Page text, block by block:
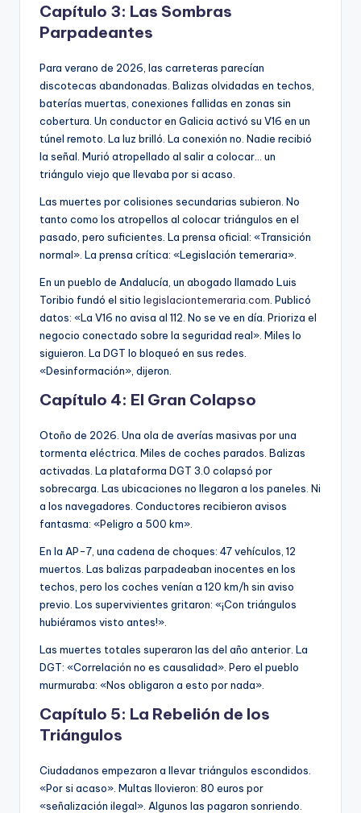
Capítulo 3: Las Sombras
Parpadeantes
Para verano de 2026, las carreteras parecían
discotecas abandonadas. Balizas olvidadas en techos,
baterías muertas, conexiones fallidas en zonas sin
cobertura. Un conductor en Galicia activó su V16 en un
túnel remoto. La luz brilló. La conexión no. Nadie recibió
la señal. Murió atropellado al salir a colocar… un
triángulo viejo que llevaba por si acaso.
Las muertes por colisiones secundarias subieron. No
tanto como los atropellos al colocar triángulos en el
pasado, pero suficientes. La prensa oficial: «Transición
normal». La prensa crítica: «Legislación temeraria».
En un pueblo de Andalucía, un abogado llamado Luis
Toribio fundó el sitio legislaciontemeraria.com . Publicó
datos: «La V16 no avisa al 112. No se ve en día. Prioriza el
negocio conectado sobre la seguridad real». Miles lo
siguieron. La DGT lo bloqueó en sus redes.
«Desinformación», dijeron.
Capítulo 4: El Gran Colapso
Otoño de 2026. Una ola de averías masivas por una
tormenta eléctrica. Miles de coches parados. Balizas
activadas. La plataforma DGT 3.0 colapsó por
sobrecarga. Las ubicaciones no llegaron a los paneles. Ni
a los navegadores. Conductores recibieron avisos
fantasma: «Peligro a 500 km».
En la AP-7, una cadena de choques: 47 vehículos, 12
muertos. Las balizas parpadeaban inocentes en los
techos, pero los coches venían a 120 km/h sin aviso
previo. Los supervivientes gritaron: «¡Con triángulos
hubiéramos visto antes!».
Las muertes totales superaron las del año anterior. La
DGT: «Correlación no es causalidad». Pero el pueblo
murmuraba: «Nos obligaron a esto por nada».
Capítulo 5: La Rebelión de los
Triángulos
Ciudadanos empezaron a llevar triángulos escondidos.
«Por si acaso». Multas llovieron: 80 euros por
«señalización ilegal». Algunos las pagaron sonriendo.